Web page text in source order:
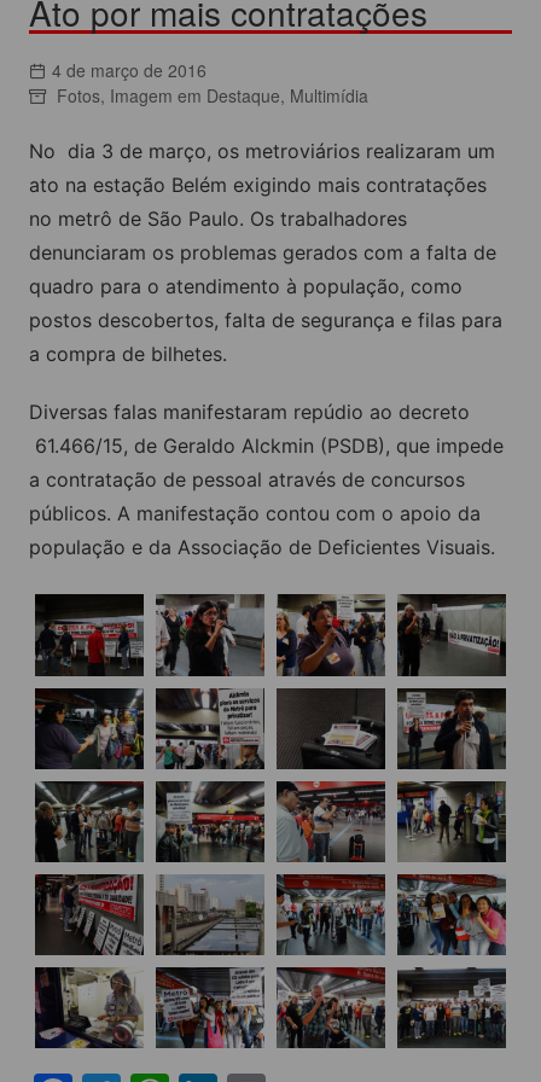
Ato por mais contratações
4 de março de 2016
Fotos, Imagem em Destaque, Multimídia
No dia 3 de março, os metroviários realizaram um
ato na estação Belém exigindo mais contratações
no metrô de São Paulo. Os trabalhadores
denunciaram os problemas gerados com a falta de
quadro para o atendimento à população, como
postos descobertos, falta de segurança e filas para
a compra de bilhetes.
Diversas falas manifestaram repúdio ao decreto
61.466/15, de Geraldo Alckmin (PSDB), que impede
a contratação de pessoal através de concursos
públicos. A manifestação contou com o apoio da
população e da Associação de Deficientes Visuais.